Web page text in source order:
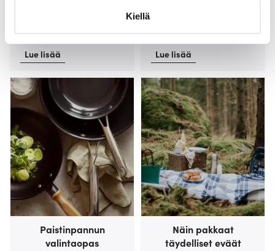
tiedot-osiossa
evästeilmoituksessa.
räätälöimiseen, sosiaalisen median ominaisuuksien
tukemiseen ja kävijämäärämme analysoimiseen. Lisäksi
jaamme sosiaalisen median, mainosalan ja analytiikka-
alan kumppaneillemme tietoja siitä, miten käytät
sivustoamme. Kumppanimme voivat yhdistää näitä
tietoja muihin tietoihin, joita olet antanut heille tai joita on
kerätty, kun olet käyttänyt heidän palvelujaan.
Kiellä
Lue lisää Lue lisää
Paistinpannun
valintaopas
Näin pakkaat
täydelliset eväät